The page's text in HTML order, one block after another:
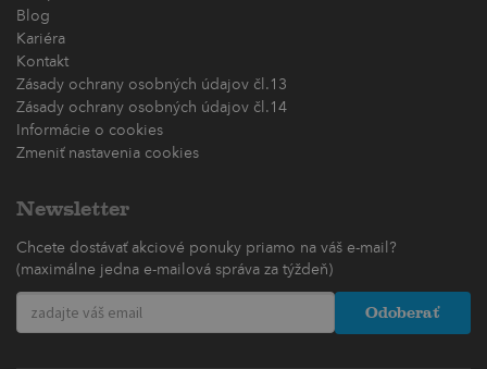
Blog
Kariéra
Kontakt
Zásady ochrany osobných údajov čl.13
Zásady ochrany osobných údajov čl.14
Informácie o cookies
Zmeniť nastavenia cookies
Newsletter
Chcete dostávať akciové ponuky priamo na váš e-mail?
(maximálne jedna e-mailová správa za týždeň)
Odoberať